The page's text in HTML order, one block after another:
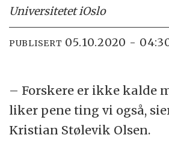
Universitetet iOslo
PUBLISERT 05.10.2020 -
– Forskere er ikke kalde
liker pene ting vi også,
Kristian Stølevik Olsen.